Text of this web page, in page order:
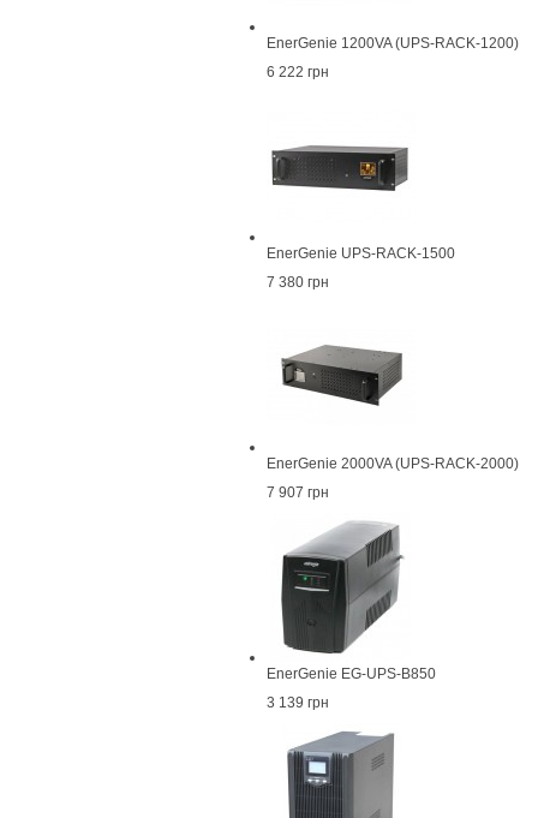
EnerGenie 1200VA (UPS-RACK-1200)
6 222 грн
EnerGenie UPS-RACK-1500
7 380 грн
EnerGenie 2000VA (UPS-RACK-2000)
7 907 грн
EnerGenie EG-UPS-B850
3 139 грн